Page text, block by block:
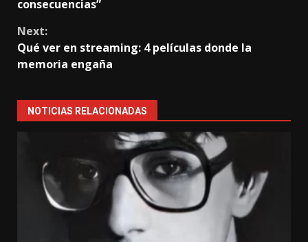
consecuencias”
Next:
Qué ver en streaming: 4 películas donde la
memoria engaña
NOTICIAS RELACIONADAS